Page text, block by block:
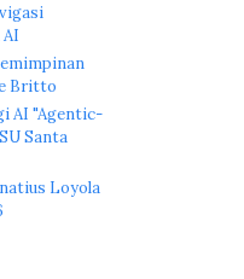
Britto
AI "Agentic-
Santa
Loyola